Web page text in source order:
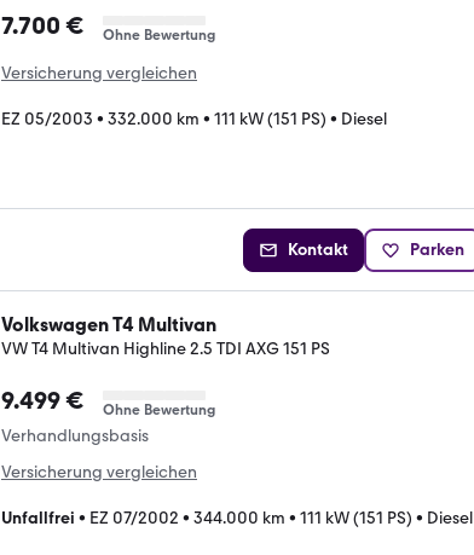
7.700 € Ohne Bewertung
Versicherung vergleichen
EZ 05/2003 • 332.000 km • 111 kW (151 PS) • Diesel
Kontakt Parken
Volkswagen T4 Multivan
VW T4 Multivan Highline 2.5 TDI AXG 151 PS
9.499 € Ohne Bewertung
Verhandlungsbasis
Versicherung vergleichen
Unfallfrei • EZ 07/2002 • 344.000 km • 111 kW (151 PS) • Diesel